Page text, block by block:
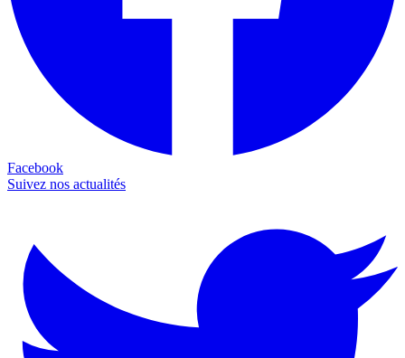
Facebook
Suivez nos actualités